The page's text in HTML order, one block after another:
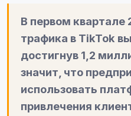
В первом квартале
трафика в TikTok
достигнув 1,2
значит, что
использовать
привлечения